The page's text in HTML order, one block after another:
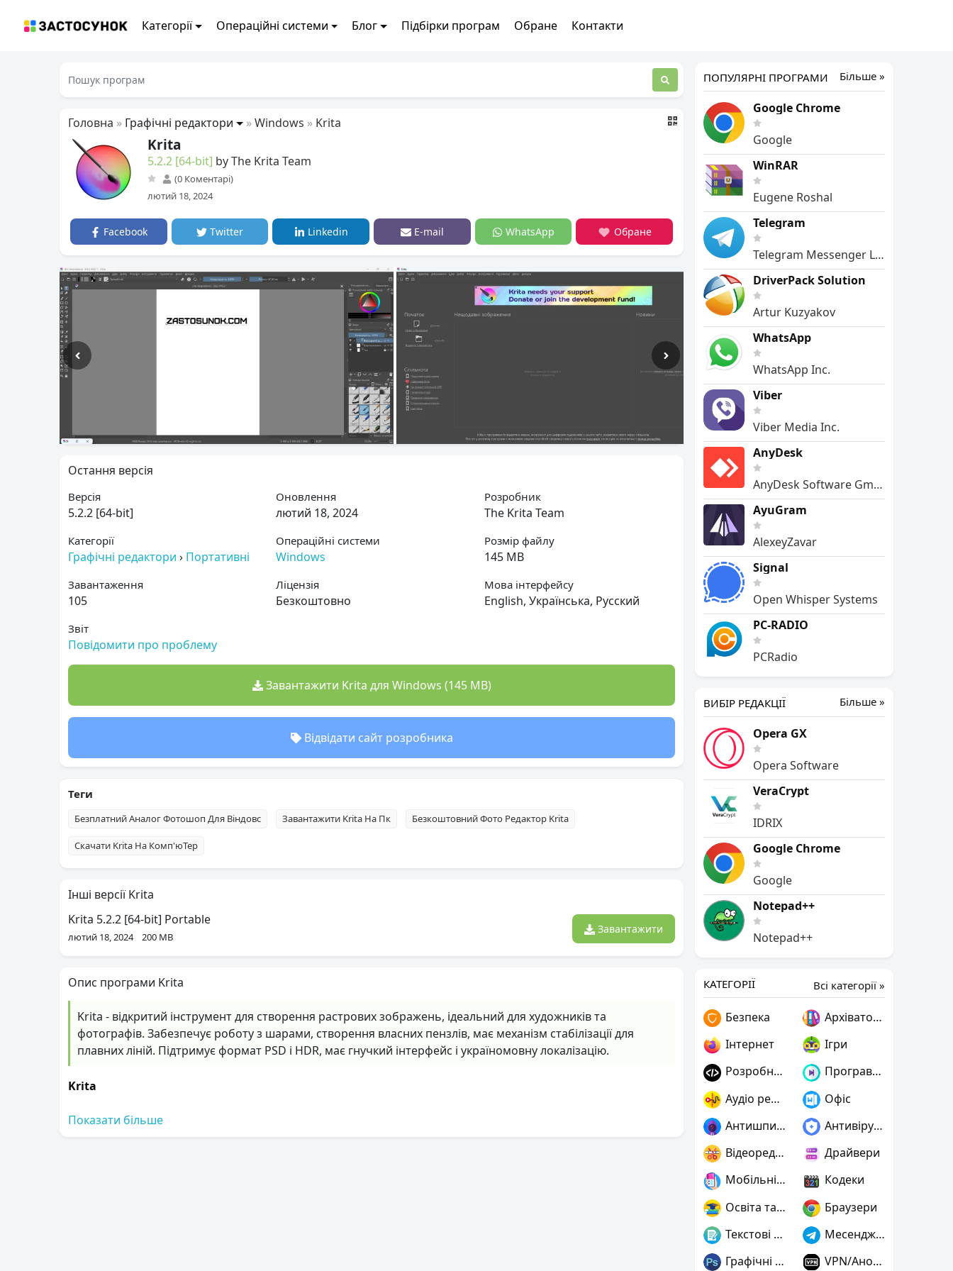
Категорії Операційні системи Блог Підбірки програм Обране Контакти
Головна » Графічні редактори »Windows » Krita
Krita
5.2.2 [64-bit] by The Krita Team
(0 Коментарі)
лютий 18, 2024
Facebook Twitter Linkedin E-mail WhatsApp Обране
Остання версія
Версія
5.2.2 [64-bit]
Оновлення
лютий 18, 2024
Розробник
The Krita Team
Категорії
Графічні редактори › Портативні
Операційні системи
Windows
Розмір файлу
145 MB
Завантаження
105
Ліцензія
Безкоштовно
Мова інтерфейсу
English, Українська, Русский
Звіт
Повідомити про проблему
Завантажити Krita для Windows (145 MB)
Відвідати сайт розробника
Теги
Безплатний Аналог Фотошоп Для Віндовс Завантажити Krita На Пк Безкоштовний Фото Редактор Krita
Скачати Krita На Комп'юТер
Інші версії Krita
Krita 5.2.2 [64-bit] Portable
лютий 18, 2024 200 MB
Завантажити
Опис програми Krita
Krita - відкритий інструмент для створення растрових зображень, ідеальний для художників та
фотографів. Забезпечує роботу з шарами, створення власних пензлів, має механізм стабілізації для
плавних ліній. Підтримує формат PSD і HDR, має гнучкий інтерфейс і україномовну локалізацію.
Krita
Показати більше
Більше »
ПОПУЛЯРНІ ПРОГРАМИ
Google Chrome
Google
WinRAR
Eugene Roshal
Telegram
Telegram Messenger LLP
DriverPack Solution
Artur Kuzyakov
WhatsApp
WhatsApp Inc.
Viber
Viber Media Inc.
AnyDesk
AnyDesk Software GmbH
AyuGram
AlexeyZavar
Signal
Open Whisper Systems
PC-RADIO
PCRadio
Більше »
ВИБІР РЕДАКЦІЇ
Opera GX
Opera Software
VeraCrypt
IDRIX
Google Chrome
Google
Notepad++
Notepad++
Всі категорії »
КАТЕГОРІЇ
Безпека
Архіватори
Інтернет
Ігри
Розробнику
Програвачі
Аудіо редактори
Офіс
Антишпигуни
Антивіруси
Відеоредактори
Драйвери
Мобільні пристрої
Кодеки
Освіта та наука
Браузери
Текстові редактори
Месенджери
Графічні редактори
VPN/Анонімність